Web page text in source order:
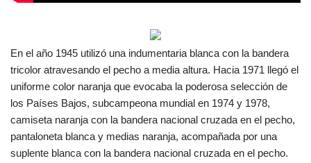
En el año 1945 utilizó una indumentaria blanca con la bandera
tricolor atravesando el pecho a media altura. Hacia 1971 llegó el
uniforme color naranja que evocaba la poderosa selección de
los Países Bajos, subcampeona mundial en 1974 y 1978,
camiseta naranja con la bandera nacional cruzada en el pecho,
pantaloneta blanca y medias naranja, acompañada por una
suplente blanca con la bandera nacional cruzada en el pecho.